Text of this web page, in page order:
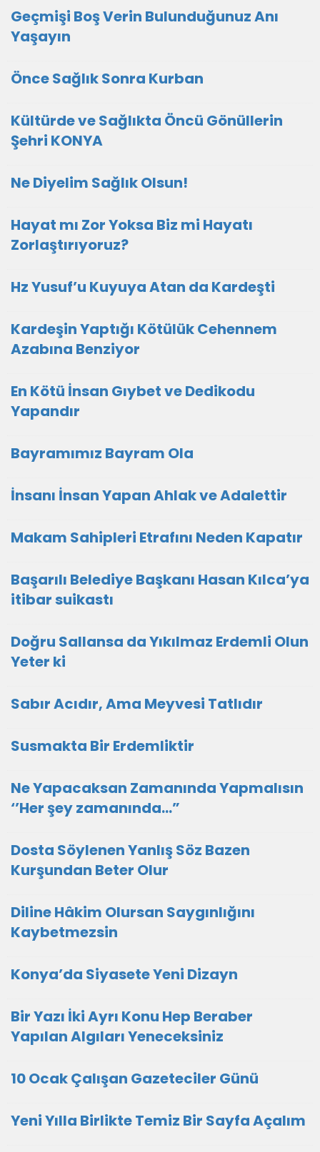
Geçmişi Boş Verin Bulunduğunuz Anı
Yaşayın
Önce Sağlık Sonra Kurban
Kültürde ve Sağlıkta Öncü Gönüllerin
Şehri KONYA
Ne Diyelim Sağlık Olsun!
Hayat mı Zor Yoksa Biz mi Hayatı
Zorlaştırıyoruz?
Hz Yusuf’u Kuyuya Atan da Kardeşti
Kardeşin Yaptığı Kötülük Cehennem
Azabına Benziyor
En Kötü İnsan Gıybet ve Dedikodu
Yapandır
Bayramımız Bayram Ola
İnsanı İnsan Yapan Ahlak ve Adalettir
Makam Sahipleri Etrafını Neden Kapatır
Başarılı Belediye Başkanı Hasan Kılca’ya
itibar suikastı
Doğru Sallansa da Yıkılmaz Erdemli Olun
Yeter ki
Sabır Acıdır, Ama Meyvesi Tatlıdır
Susmakta Bir Erdemliktir
Ne Yapacaksan Zamanında Yapmalısın
‘’Her şey zamanında…”
Dosta Söylenen Yanlış Söz Bazen
Kurşundan Beter Olur
Diline Hâkim Olursan Saygınlığını
Kaybetmezsin
Konya’da Siyasete Yeni Dizayn
Bir Yazı İki Ayrı Konu Hep Beraber
Yapılan Algıları Yeneceksiniz
10 Ocak Çalışan Gazeteciler Günü
Yeni Yılla Birlikte Temiz Bir Sayfa Açalım